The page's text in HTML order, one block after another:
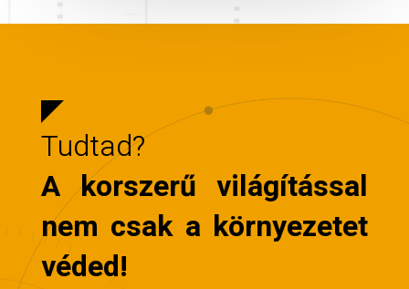
Tudtad?
A korszerű világítással
nem csak a környezetet
véded!